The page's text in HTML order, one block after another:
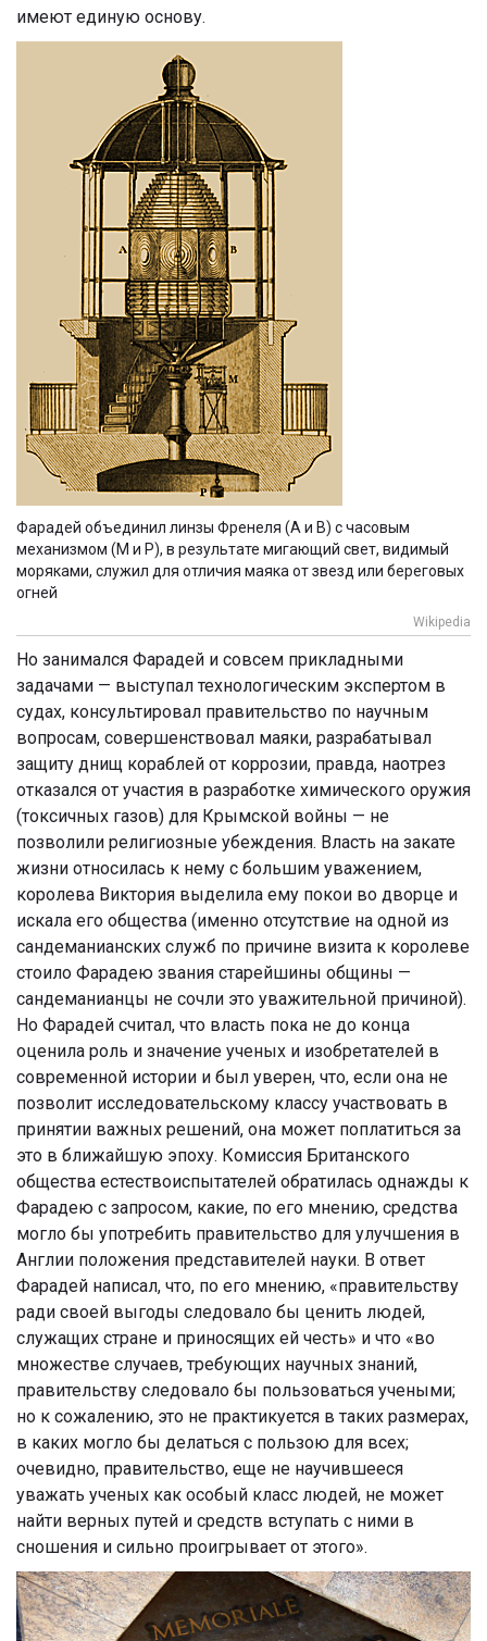
имеют единую основу.
Фарадей объединил линзы Френеля (А и В) с часовым
механизмом (М и Р), в результате мигающий свет, видимый
моряками, служил для отличия маяка от звезд или береговых
огней
Wikipedia
Но занимался Фарадей и совсем прикладными
задачами — выступал технологическим экспертом в
судах, консультировал правительство по научным
вопросам, совершенствовал маяки, разрабатывал
защиту днищ кораблей от коррозии, правда, наотрез
отказался от участия в разработке химического оружия
(токсичных газов) для Крымской войны — не
позволили религиозные убеждения. Власть на закате
жизни относилась к нему с большим уважением,
королева Виктория выделила ему покои во дворце и
искала его общества (именно отсутствие на одной из
сандеманианских служб по причине визита к королеве
стоило Фарадею звания старейшины общины —
сандеманианцы не сочли это уважительной причиной).
Но Фарадей считал, что власть пока не до конца
оценила роль и значение ученых и изобретателей в
современной истории и был уверен, что, если она не
позволит исследовательскому классу участвовать в
принятии важных решений, она может поплатиться за
это в ближайшую эпоху. Комиссия Британского
общества естествоиспытателей обратилась однажды к
Фарадею с запросом, какие, по его мнению, средства
могло бы употребить правительство для улучшения в
Англии положения представителей науки. В ответ
Фарадей написал, что, по его мнению, «правительству
ради своей выгоды следовало бы ценить людей,
служащих стране и приносящих ей честь» и что «во
множестве случаев, требующих научных знаний,
правительству следовало бы пользоваться учеными;
но к сожалению, это не практикуется в таких размерах,
в каких могло бы делаться с пользою для всех;
очевидно, правительство, еще не научившееся
уважать ученых как особый класс людей, не может
найти верных путей и средств вступать с ними в
сношения и сильно проигрывает от этого».